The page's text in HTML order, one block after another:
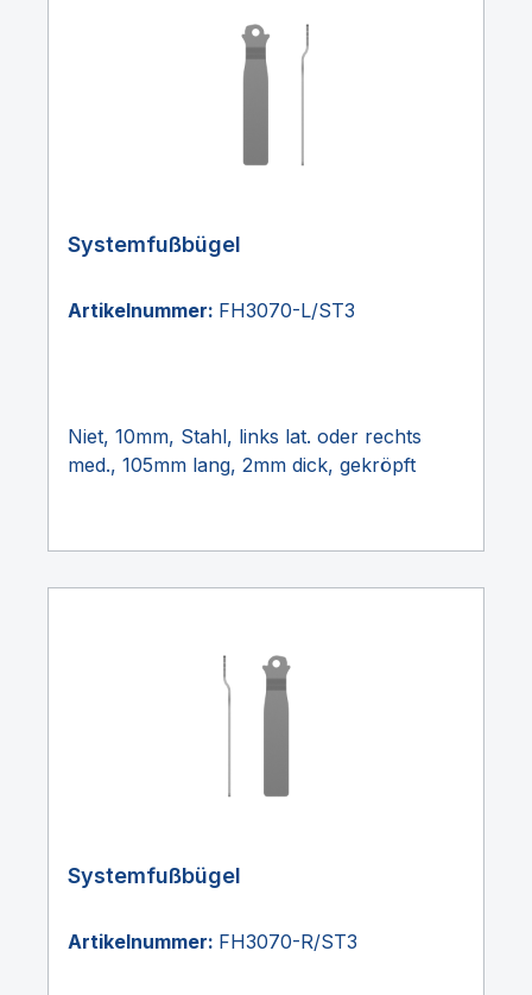
Systemfußbügel
Artikelnummer: FH3070-L/ST3
Niet, 10mm, Stahl, links lat. oder rechts
med., 105mm lang, 2mm dick, gekröpft
Systemfußbügel
Artikelnummer: FH3070-R/ST3